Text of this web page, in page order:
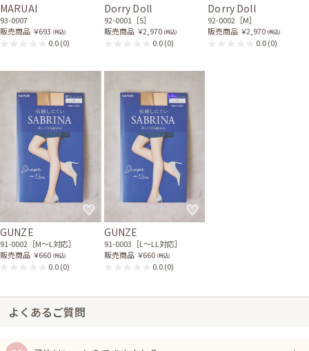
MARUAI
93-0007
販売商品 ￥693 (税込)
0.0(0)
Dorry Doll
92-0001［S］
販売商品 ￥2,970 (税込)
0.0(0)
Dorry Doll
92-0002［M］
販売商品 ￥2,970 (税込)
0.0(0)
GUNZE
91-0002［M〜L対応］
販売商品 ￥660 (税込)
0.0(0)
GUNZE
91-0003［L〜LL対応］
販売商品 ￥660 (税込)
0.0(0)
よくあるご質問